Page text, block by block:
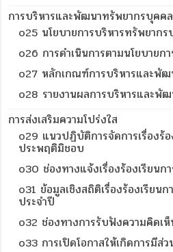
การบริหารและพัฒนาทรัพยากรบุคคล
o25 นโยบายการบริหารทรัพยาก
o26 การดำเนินการตามนโยบาย
o27 หลักเกณฑ์การบริหารและพั
o28 รายงานผลการบริหารและพั
การส่งเสริมความโปร่งใส
o29 แนวปฏิบัติการจัดการเรื่องร้
ประพฤติมิชอบ
o30 ช่องทางแจ้งเรื่องร้องเรียน
o31 ข้อมูลเชิงสถิติเรื่องร้องเรียน
ประจำปี
o32 ช่องทางการรับฟังความคิดเ
o33 การเปิดโอกาสให้เกิดการมีส่ว